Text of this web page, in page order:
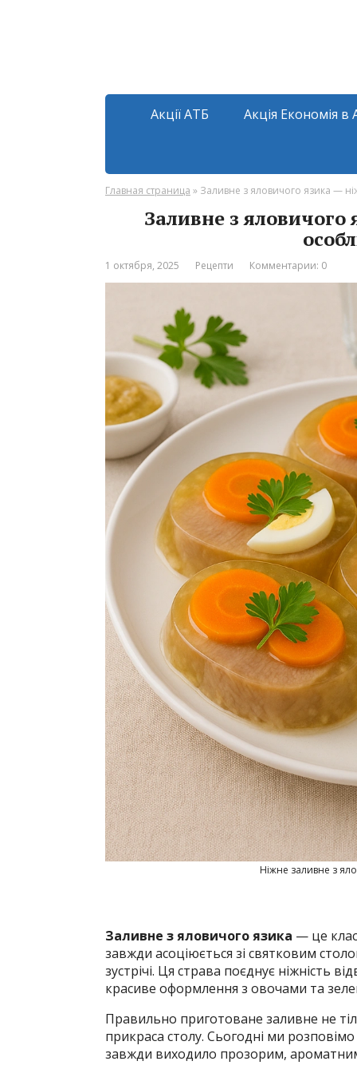
Акції АТБ Акція Економія в
Главная страница » Заливне з яловичого язика —
Заливне з яловичого
1 октября, 2025 Рецепти Комментарии: 0
Ніжне заливне з
Заливне з яловичого язика — це
завжди асоціюється зі святковим
зустрічі. Ця страва поєднує ніжність
красиве оформлення з овочами та
Правильно приготоване заливне не
прикраса столу. Сьогодні ми розповімо
завжди виходило прозорим,